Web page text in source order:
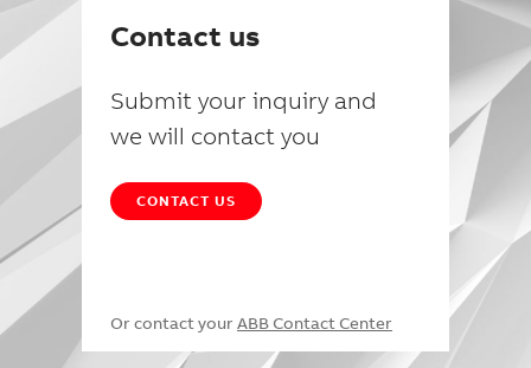
Contact us
Submit your inquiry and
we will contact you
CONTACT US
Or contact your ABB Contact Center